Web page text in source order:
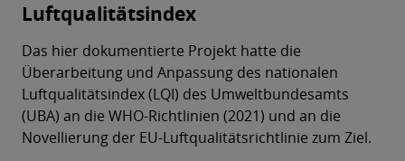
Luftqualitätsindex
Das hier dokumentierte Projekt hatte die
Überarbeitung und Anpassung des nationalen
Luftqualitätsindex (LQI) des Umweltbundesamts
(UBA) an die WHO-Richtlinien (2021) und an die
Novellierung der EU-Luftqualitätsrichtlinie zum Ziel.